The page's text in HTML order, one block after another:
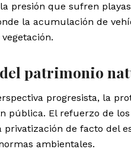
presión que sufren
la acumulación de
patrimonio
progresista, la
pública. El refuerzo de
privatización de facto del
ambientales.